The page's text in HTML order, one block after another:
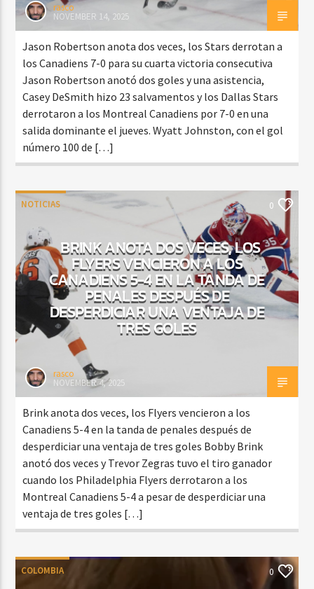
rasco
NOVEMBER 14, 2025
Jason Robertson anota dos veces, los Stars derrotan a
los Canadiens 7-0 para su cuarta victoria consecutiva
Jason Robertson anotó dos goles y una asistencia,
Casey DeSmith hizo 23 salvamentos y los Dallas Stars
derrotaron a los Montreal Canadiens por 7-0 en una
salida dominante el jueves. Wyatt Johnston, con el gol
número 100 de […]
NOTICIAS 0
BRINK ANOTA DOS VECES, LOS
FLYERS VENCIERON A LOS
CANADIENS 5-4 EN LA TANDA DE
PENALES DESPUÉS DE
DESPERDICIAR UNA VENTAJA DE
TRES GOLES
rasco
NOVEMBER 4, 2025
Brink anota dos veces, los Flyers vencieron a los
Canadiens 5-4 en la tanda de penales después de
desperdiciar una ventaja de tres goles Bobby Brink
anotó dos veces y Trevor Zegras tuvo el tiro ganador
cuando los Philadelphia Flyers derrotaron a los
Montreal Canadiens 5-4 a pesar de desperdiciar una
ventaja de tres goles […]
COLOMBIA 0